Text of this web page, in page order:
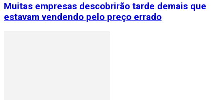
Muitas empresas descobrirão tarde demais que
estavam vendendo pelo preço errado